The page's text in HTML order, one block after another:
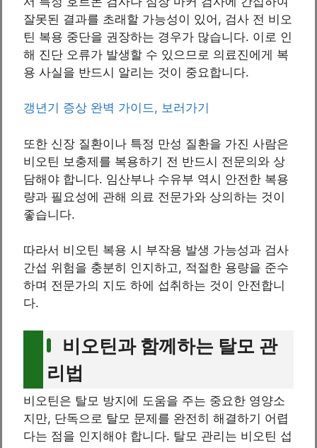
잘못된 결과를 초래할 가능성이 있어, 검사 전 비오
틴 복용 중단을 권장하는 경우가 많습니다. 이로 인
해 진단 오류가 발생할 수 있으므로 의료진에게 복
용 사실을 반드시 알리는 것이 중요합니다.
갱년기 증상 완벽 가이드, 보러가기
또한 신장 질환이나 특정 만성 질환을 가진 사람은
비오틴 보충제를 복용하기 전 반드시 전문의와 상
담해야 합니다. 임산부나 수유부 역시 안전한 복용
량과 필요성에 관해 의료 전문가와 상의하는 것이
좋습니다.
따라서 비오틴 복용 시 부작용 발생 가능성과 검사
간섭 위험을 충분히 인지하고, 적절한 용량을 준수
하며 전문가의 지도 하에 섭취하는 것이 안전합니
다.
비오틴과 함께하는 탈모 관
리법
비오틴은 탈모 방지에 도움을 주는 중요한 영양소
지만, 단독으로 탈모 문제를 완전히 해결하기 어렵
다는 점을 인지해야 합니다. 탈모 관리는 비오틴 섭